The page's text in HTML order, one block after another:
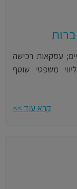
עסקאות רכישה
משפטי שוטף
קרא עוד >>